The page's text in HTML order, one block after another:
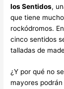
los Sentidos,
que tiene
rockódromos.
cinco sentidos
talladas de
¿Y por qué no
mayores